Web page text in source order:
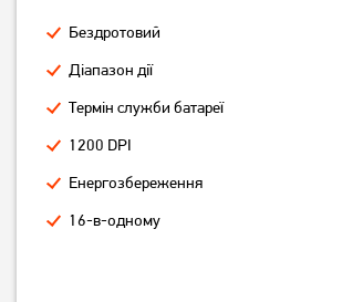
Black
449 грн
Бездротовий
Діапазон дії
Термін служби батареї
1200 DPI
Енергозбереження
16-в-одному